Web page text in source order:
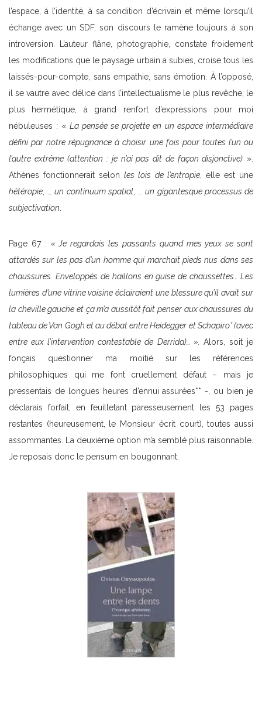
l’espace, à l’identité, à sa condition d’écrivain et même lorsqu’il
échange avec un SDF, son discours le ramène toujours à son
introversion. L’auteur flâne, photographie, constate froidement
les modifications que le paysage urbain a subies, croise tous les
laissés-pour-compte, sans empathie, sans émotion. À l’opposé,
il se vautre avec délice dans l’intellectualisme le plus revêche, le
plus hermétique, à grand renfort d’expressions pour moi
nébuleuses : « La pensée se projette en un espace intermédiaire
défini par notre répugnance à choisir une fois pour toutes l’un ou
l’autre extrême (attention : je n’ai pas dit de façon disjonctive) ».
Athènes fonctionnerait selonles lois de l’entropie, elle est une
hétéropie , …un continuum spatial, …un gigantesque processus de
subjectivation
Page 67 : « Je regardais les passants quand mes yeux se sont
attardés sur les pas d’un homme qui marchait pieds nus dans ses
chaussures. Enveloppés de haillons en guise de chaussettes… Les
lumières d’une vitrine voisine éclairaient une blessure qu’il avait sur
la cheville gauche et ça m’a aussitôt fait penser aux chaussures du
tableau de Van Gogh et au débat entre Heidegger et Schapiro* (avec
entre eux l’intervention contestable de Derrida)… ». Alors, soit je
fonçais questionner ma moitié sur les références
philosophiques qui me font cruellement défaut – mais je
pressentais de longues heures d’ennui assurées** -, ou bien je
déclarais forfait, en feuilletant paresseusement les 53 pages
restantes (heureusement, le Monsieur écrit court), toutes aussi
assommantes. La deuxième option m’a semblé plus raisonnable.
Je reposais donc le pensum en bougonnant.